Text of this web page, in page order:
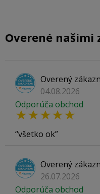
Overené našimi
Overený
04.08.2026
Odporúča obchod
všetko ok
Overený
26.07.2026
Odporúča obchod